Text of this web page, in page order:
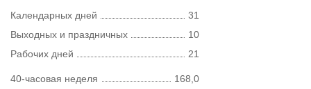
Календарных дней
31
Выходных и праздничных
10
Рабочих дней
21
40-часовая неделя
168,0